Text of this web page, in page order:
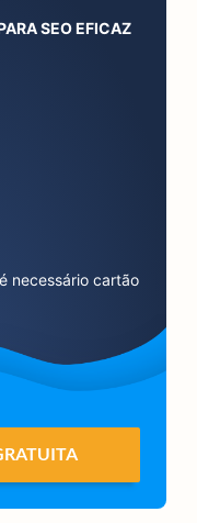
SEO EFICAZ
necessário cartão